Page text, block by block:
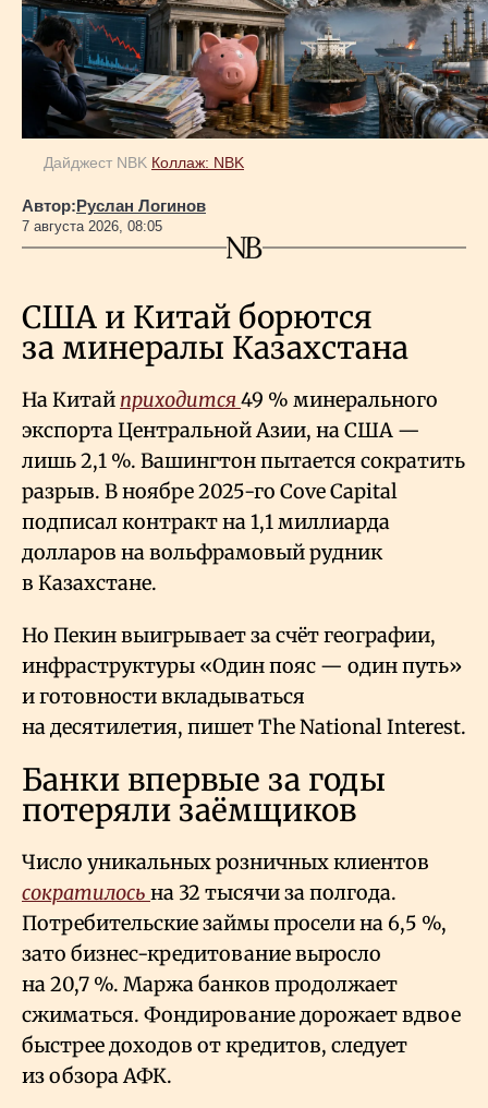
Дайджест NBK Коллаж: NBK
Автор:Руслан Логинов
7 августа 2026, 08:05
США и Китай борются
за минералы Казахстана
На Китай приходится 49 % минерального
экспорта Центральной Азии, на США —
лишь 2,1 %. Вашингтон пытается сократить
разрыв. В ноябре 2025-го Cove Capital
подписал контракт на 1,1 миллиарда
долларов на вольфрамовый рудник
в Казахстане.
Но Пекин выигрывает за счёт географии,
инфраструктуры «Один пояс — один путь»
и готовности вкладываться
на десятилетия, пишет The National Interest.
Банки впервые за годы
потеряли заёмщиков
Число уникальных розничных клиентов
сократилось на 32 тысячи за полгода.
Потребительские займы просели на 6,5 %,
зато бизнес-кредитование выросло
на 20,7 %. Маржа банков продолжает
сжиматься. Фондирование дорожает вдвое
быстрее доходов от кредитов, следует
из обзора АФК.